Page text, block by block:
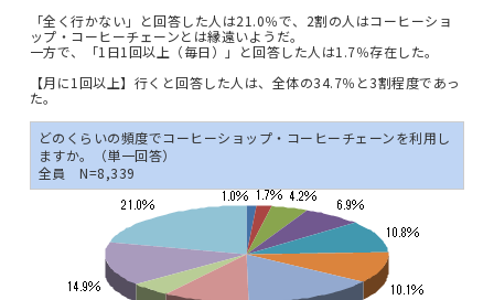
「全く行かない」と回答した人は21.0％で、2割の人はコーヒーショ
ップ・コーヒーチェーンとは縁遠いようだ。
一方で、「1日1回以上（毎日）」と回答した人は1.7％存在した。
【月に1回以上】行くと回答した人は、全体の34.7％と3割程度であっ
た。
どのくらいの頻度でコーヒーショップ・コーヒーチェーンを利用し
ますか。（単一回答）
全員 N=8,339